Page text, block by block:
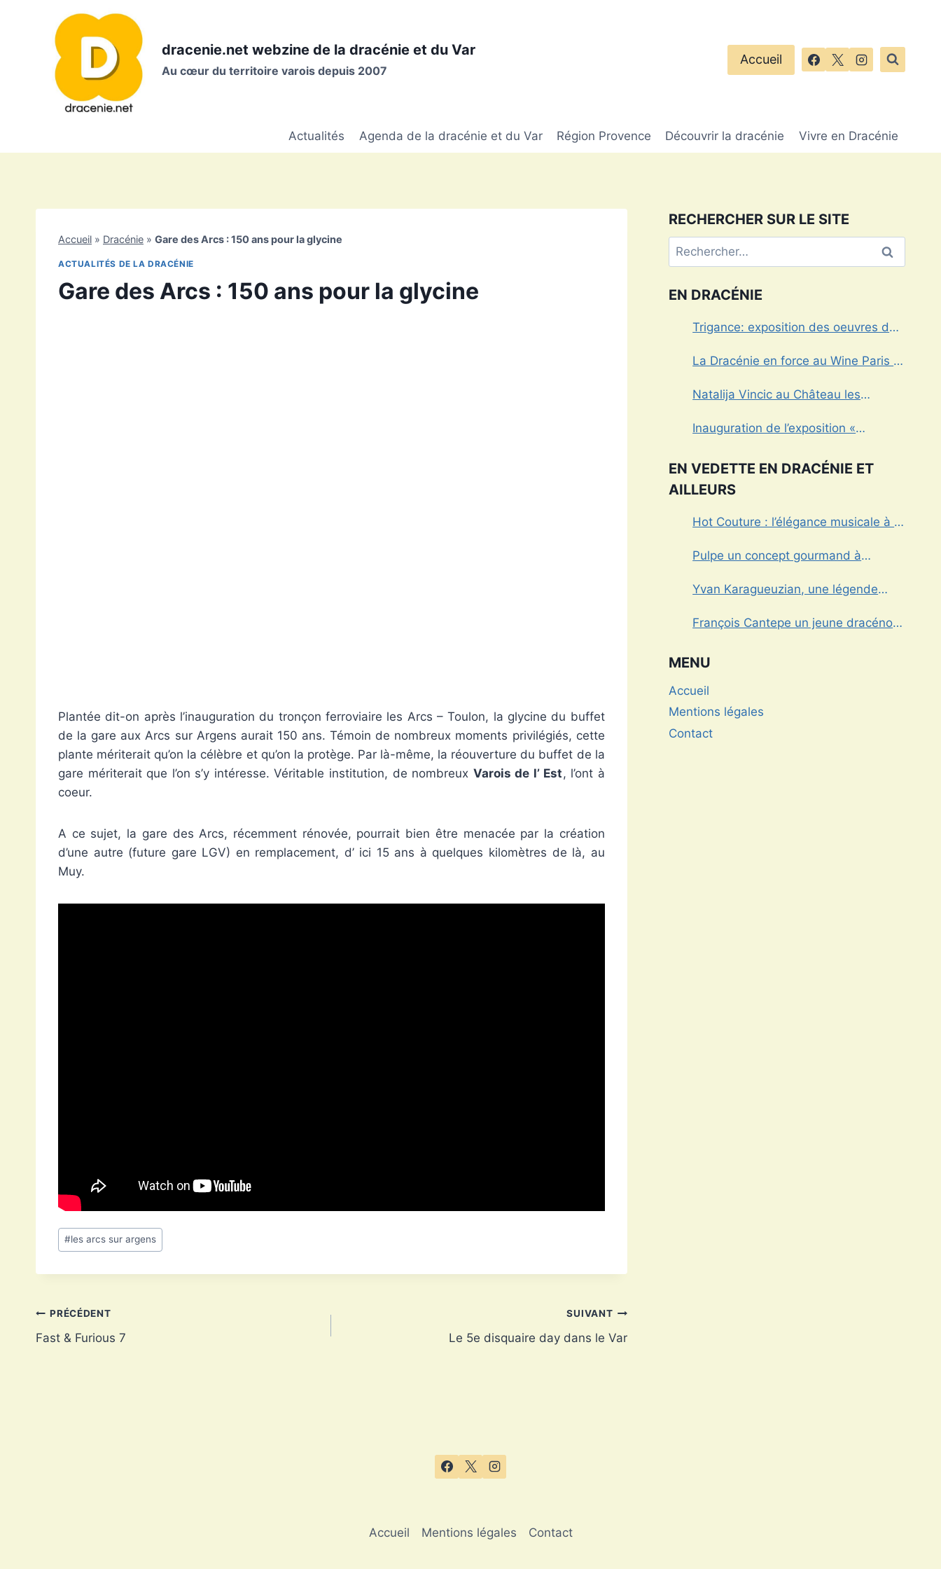
dracenie.net webzine de la dracénie et du Var
Au cœur du territoire varois depuis 2007
Accueil
Actualités Agenda de la dracénie et du Var Région Provence Découvrir la dracénie Vivre en Dracénie
Accueil » Dracénie » Gare des Arcs : 150 ans pour la glycine
ACTUALITÉS DE LA DRACÉNIE
Gare des Arcs : 150 ans pour la glycine
Plantée dit-on après l’inauguration du tronçon ferroviaire les Arcs – Toulon, la glycine du buffet
de la gare aux Arcs sur Argens aurait 150 ans. Témoin de nombreux moments privilégiés, cette
plante mériterait qu’on la célèbre et qu’on la protège. Par là-même, la réouverture du buffet de la
gare mériterait que l’on s’y intéresse. Véritable institution, de nombreux Varois de l’ Est , l’ont à
coeur.
A ce sujet, la gare des Arcs, récemment rénovée, pourrait bien être menacée par la création
d’une autre (future gare LGV) en remplacement, d’ ici 15 ans à quelques kilomètres de là, au
Muy.
Étiquettes
de
#les arcs sur argens
Navigation
de
PRÉCÉDENT
Fast & Furious 7
SUIVANT
Le 5e disquaire day dans le Var
RECHERCHER SUR LE SITE
Rechercher :
EN DRACÉNIE
Trigance: exposition des oeuvres de
La Dracénie en force au Wine Paris &
Natalija Vincic au Château les
Inauguration de l’exposition «
EN VEDETTE EN DRACÉNIE ET
AILLEURS
Hot Couture : l’élégance musicale à la
Pulpe un concept gourmand à
Yvan Karagueuzian, une légende
François Cantepe un jeune dracénois
MENU
Accueil
Mentions légales
Contact
Accueil Mentions légales Contact